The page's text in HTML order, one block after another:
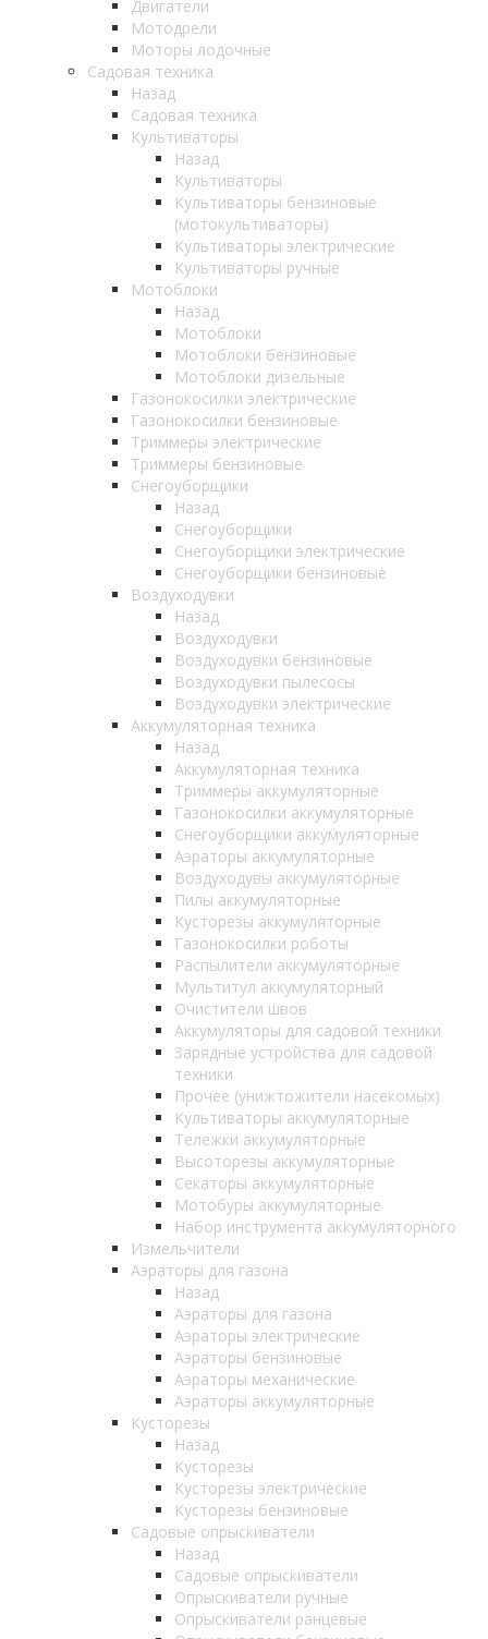
Двигатели
Мотодрели
Моторы лодочные
Садовая техника
Назад
Садовая техника
Культиваторы
Назад
Культиваторы
Культиваторы бензиновые
(мотокультиваторы)
Культиваторы электрические
Культиваторы ручные
Мотоблоки
Назад
Мотоблоки
Мотоблоки бензиновые
Мотоблоки дизельные
Газонокосилки электрические
Газонокосилки бензиновые
Триммеры электрические
Триммеры бензиновые
Снегоуборщики
Назад
Снегоуборщики
Снегоуборщики электрические
Снегоуборщики бензиновые
Воздуходувки
Назад
Воздуходувки
Воздуходувки бензиновые
Воздуходувки пылесосы
Воздуходувки электрические
Аккумуляторная техника
Назад
Аккумуляторная техника
Триммеры аккумуляторные
Газонокосилки аккумуляторные
Снегоуборщики аккумуляторные
Аэраторы аккумуляторные
Воздуходувы аккумуляторные
Пилы аккумуляторные
Кусторезы аккумуляторные
Газонокосилки роботы
Распылители аккумуляторные
Мультитул аккумуляторный
Очистители швов
Аккумуляторы для садовой техники
Зарядные устройства для садовой
техники
Прочее (унижтожители насекомых)
Культиваторы аккумуляторные
Тележки аккумуляторные
Высоторезы аккумуляторные
Секаторы аккумуляторные
Мотобуры аккумуляторные
Набор инструмента аккумуляторного
Измельчители
Аэраторы для газона
Назад
Аэраторы для газона
Аэраторы электрические
Аэраторы бензиновые
Аэраторы механические
Аэраторы аккумуляторные
Кусторезы
Назад
Кусторезы
Кусторезы электрические
Кусторезы бензиновые
Садовые опрыскиватели
Назад
Садовые опрыскиватели
Опрыскиватели ручные
Опрыскиватели ранцевые